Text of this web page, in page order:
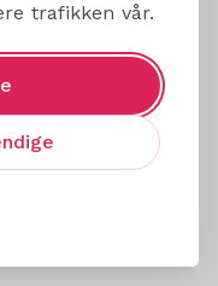
trafikken vår.